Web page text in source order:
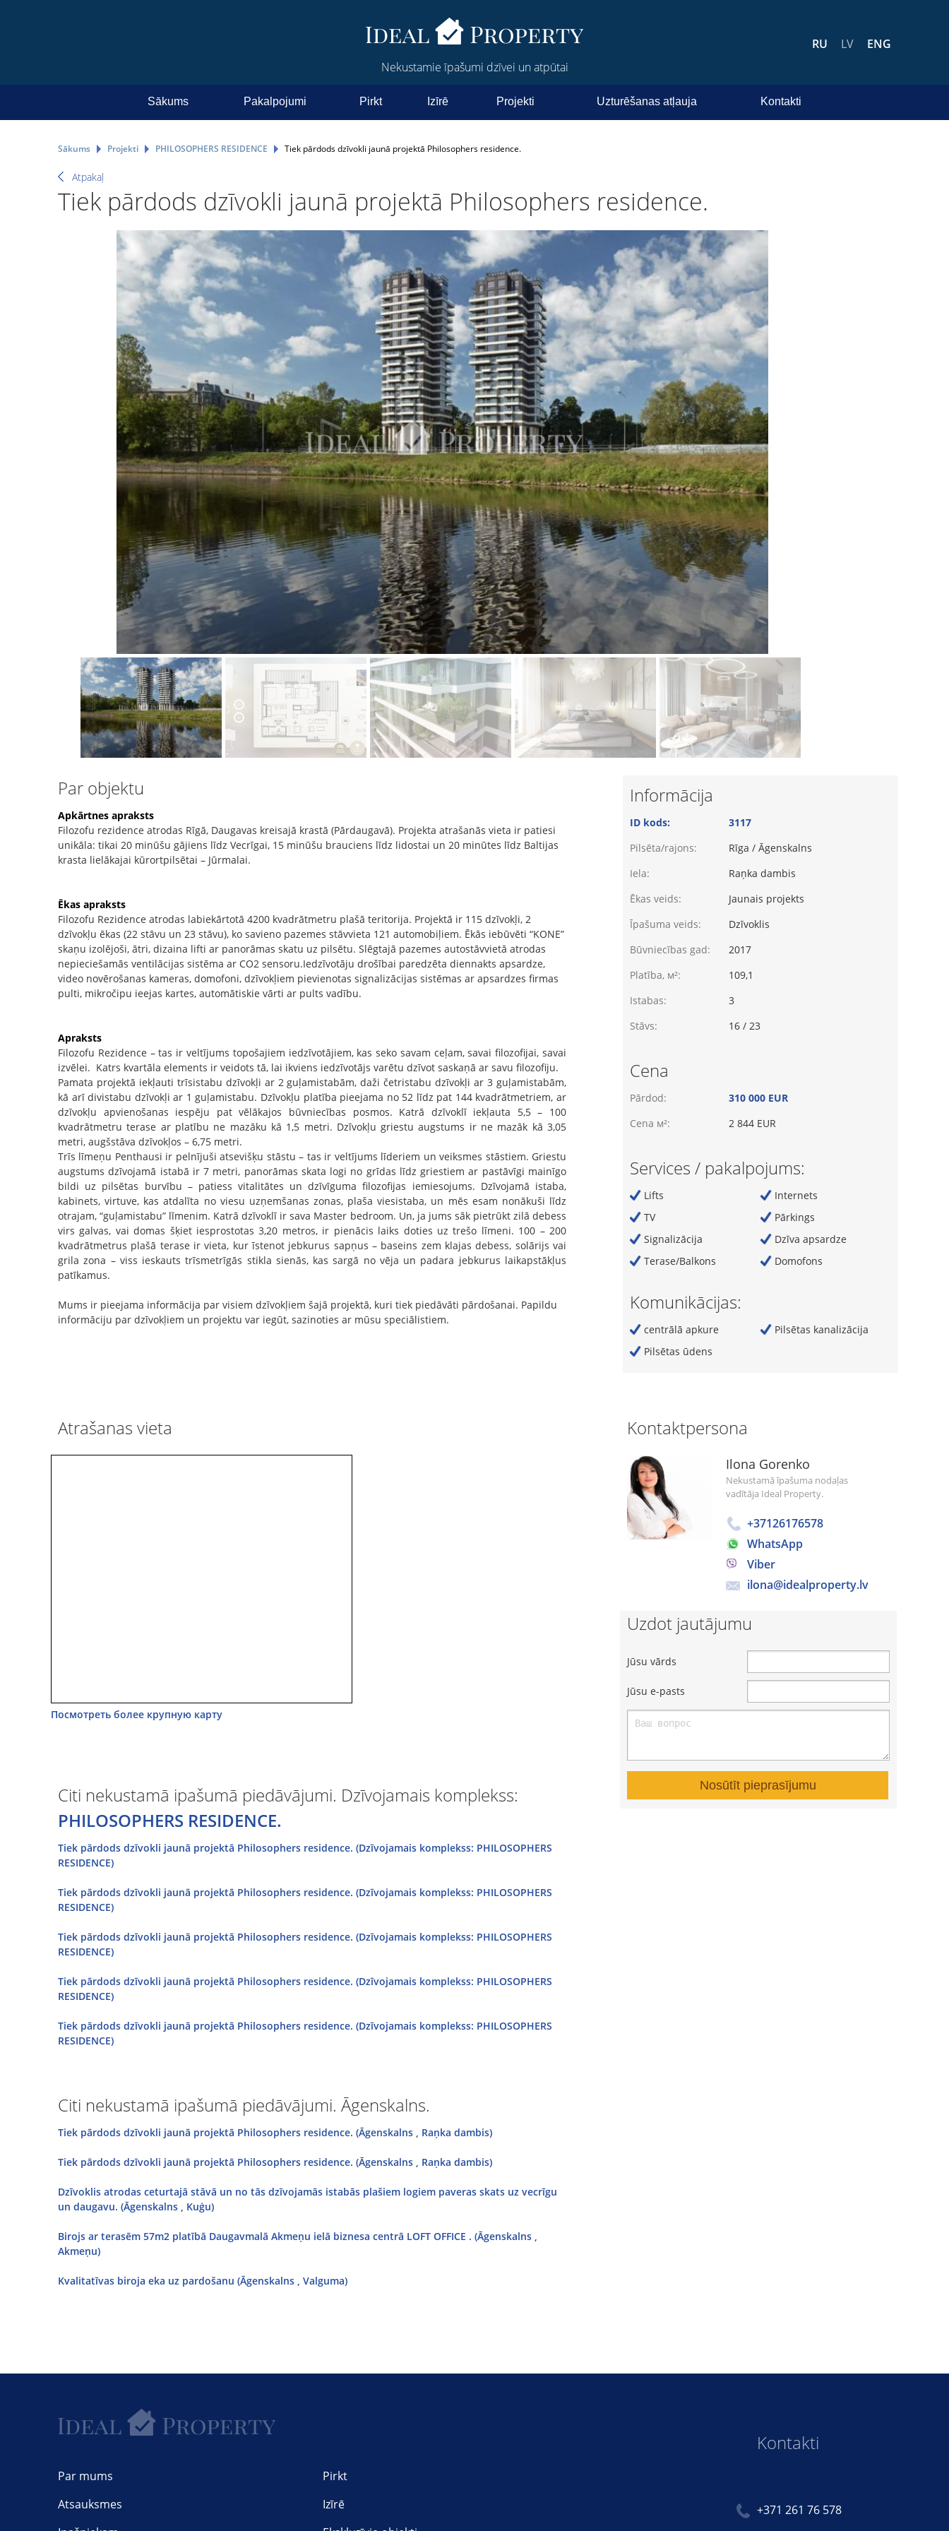
Nekustamie īpašumi dzīvei un atpūtai
RU LV ENG
Sākums Pakalpojumi Pirkt Izīrē Projekti Uzturēšanas atļauja Kontakti
Sākums Projekti PHILOSOPHERS RESIDENCE Tiek pārdods dzīvokli jaunā projektā Philosophers residence.
Atpakaļ
Tiek pārdods dzīvokli jaunā projektā Philosophers residence.
Par objektu
Apkārtnes apraksts
Filozofu rezidence atrodas Rīgā, Daugavas kreisajā krastā (Pārdaugavā). Projekta atrašanās vieta ir patiesi
unikāla: tikai 20 minūšu gājiens līdz Vecrīgai, 15 minūšu brauciens līdz lidostai un 20 minūtes līdz Baltijas
krasta lielākajai kūrortpilsētai – Jūrmalai.
Ēkas apraksts
Filozofu Rezidence atrodas labiekārtotā 4200 kvadrātmetru plašā teritorija. Projektā ir 115 dzīvokļi, 2
dzīvokļu ēkas (22 stāvu un 23 stāvu), ko savieno pazemes stāvvieta 121 automobiļiem. Ēkās iebūvēti “KONE”
skaņu izolējoši, ātri, dizaina lifti ar panorāmas skatu uz pilsētu. Slēgtajā pazemes autostāvvietā atrodas
nepieciešamās ventilācijas sistēma ar CO2 sensoru.Iedzīvotāju drošībai paredzēta diennakts apsardze,
video novērošanas kameras, domofoni, dzīvokļiem pievienotas signalizācijas sistēmas ar apsardzes firmas
pulti, mikročipu ieejas kartes, automātiskie vārti ar pults vadību.
Apraksts
Filozofu Rezidence – tas ir veltījums topošajiem iedzīvotājiem, kas seko savam ceļam, savai filozofijai, savai
izvēlei. Katrs kvartāla elements ir veidots tā, lai ikviens iedzīvotājs varētu dzīvot saskaņā ar savu filozofiju.
Pamata projektā iekļauti trīsistabu dzīvokļi ar 2 guļamistabām, daži četristabu dzīvokļi ar 3 guļamistabām,
kā arī divistabu dzīvokļi ar 1 guļamistabu. Dzīvokļu platība pieejama no 52 līdz pat 144 kvadrātmetriem, ar
dzīvokļu apvienošanas iespēju pat vēlākajos būvniecības posmos. Katrā dzīvoklī iekļauta 5,5 – 100
kvadrātmetru terase ar platību ne mazāku kā 1,5 metri. Dzīvokļu griestu augstums ir ne mazāk kā 3,05
metri, augšstāva dzīvokļos – 6,75 metri.
Trīs līmeņu Penthausi ir pelnījuši atsevišķu stāstu – tas ir veltījums līderiem un veiksmes stāstiem. Griestu
augstums dzīvojamā istabā ir 7 metri, panorāmas skata logi no grīdas līdz griestiem ar pastāvīgi mainīgo
bildi uz pilsētas burvību – patiess vitalitātes un dzīvīguma filozofijas iemiesojums. Dzīvojamā istaba,
kabinets, virtuve, kas atdalīta no viesu uzņemšanas zonas, plaša viesistaba, un mēs esam nonākuši līdz
otrajam, “guļamistabu” līmenim. Katrā dzīvoklī ir sava Master bedroom. Un, ja jums sāk pietrūkt zilā debess
virs galvas, vai domas šķiet iesprostotas 3,20 metros, ir pienācis laiks doties uz trešo līmeni. 100 – 200
kvadrātmetrus plašā terase ir vieta, kur īstenot jebkurus sapņus – baseins zem klajas debess, solārijs vai
grila zona – viss ieskauts trīsmetrīgās stikla sienās, kas sargā no vēja un padara jebkurus laikapstākļus
patīkamus.
Mums ir pieejama informācija par visiem dzīvokļiem šajā projektā, kuri tiek piedāvāti pārdošanai. Papildu
informāciju par dzīvokļiem un projektu var iegūt, sazinoties ar mūsu speciālistiem.
Informācija
ID kods:
3117
Pilsēta/rajons:
Rīga / Āgenskalns
Iela:
Raņka dambis
Ēkas veids:
Jaunais projekts
Īpašuma veids:
Dzīvoklis
Būvniecības gad:
2017
Platība, м²:
109,1
Istabas:
3
Stāvs:
16 / 23
Cena
Pārdod:
310 000 EUR
Cena м²:
2 844 EUR
Services / pakalpojums:
Lifts
Internets
TV
Pārkings
Signalizācija
Dzīva apsardze
Terase/Balkons
Domofons
Komunikācijas:
centrālā apkure
Pilsētas kanalizācija
Pilsētas ūdens
Atrašanas vieta
Посмотреть более крупную карту
Kontaktpersona
Ilona Gorenko
Nekustamā īpašuma nodaļas
vadītāja Ideal Property.
+37126176578
WhatsApp
Viber
ilona@idealproperty.lv
Uzdot jautājumu
Jūsu vārds
Jūsu e-pasts
Nosūtīt pieprasījumu
Citi nekustamā ipašumā piedāvājumi. Dzīvojamais komplekss:
PHILOSOPHERS RESIDENCE.
Tiek pārdods dzīvokli jaunā projektā Philosophers residence. (Dzīvojamais komplekss: PHILOSOPHERS
RESIDENCE)
Tiek pārdods dzīvokli jaunā projektā Philosophers residence. (Dzīvojamais komplekss: PHILOSOPHERS
RESIDENCE)
Tiek pārdods dzīvokli jaunā projektā Philosophers residence. (Dzīvojamais komplekss: PHILOSOPHERS
RESIDENCE)
Tiek pārdods dzīvokli jaunā projektā Philosophers residence. (Dzīvojamais komplekss: PHILOSOPHERS
RESIDENCE)
Tiek pārdods dzīvokli jaunā projektā Philosophers residence. (Dzīvojamais komplekss: PHILOSOPHERS
RESIDENCE)
Citi nekustamā ipašumā piedāvājumi. Āgenskalns.
Tiek pārdods dzīvokli jaunā projektā Philosophers residence. (Āgenskalns , Raņka dambis)
Tiek pārdods dzīvokli jaunā projektā Philosophers residence. (Āgenskalns , Raņka dambis)
Dzīvoklis atrodas ceturtajā stāvā un no tās dzīvojamās istabās plašiem logiem paveras skats uz vecrīgu
un daugavu. (Āgenskalns , Kuģu)
Birojs ar terasēm 57m2 platībā Daugavmalā Akmeņu ielā biznesa centrā LOFT OFFICE . (Āgenskalns ,
Akmeņu)
Kvalitatīvas biroja eka uz pardošanu (Āgenskalns , Valguma)
Par mums
Atsauksmes
Pirkt
Izīrē
Kontakti
+371 261 76 578